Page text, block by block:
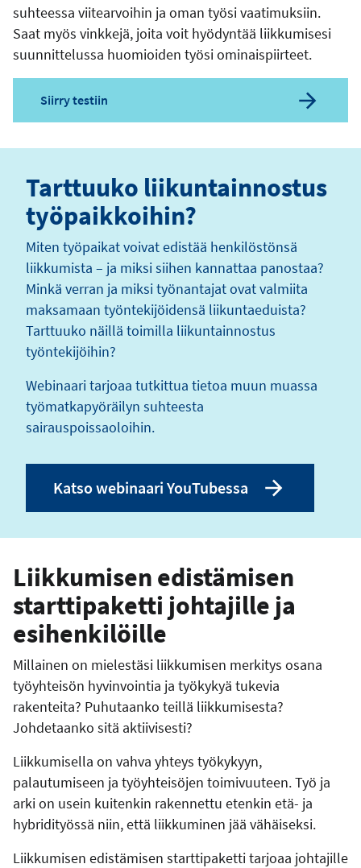
suhteessa viitearvoihin ja oman työsi vaatimuksiin.
Saat myös vinkkejä, joita voit hyödyntää liikkumisesi
suunnittelussa huomioiden työsi ominaispiirteet.
Siirry testiin
Tarttuuko liikuntainnostus
työpaikkoihin?
Miten työpaikat voivat edistää henkilöstönsä
liikkumista – ja miksi siihen kannattaa panostaa?
Minkä verran ja miksi työnantajat ovat valmiita
maksamaan työntekijöidensä liikuntaeduista?
Tarttuuko näillä toimilla liikuntainnostus
työntekijöihin?
Webinaari tarjoaa tutkittua tietoa muun muassa
työmatkapyöräilyn suhteesta
sairauspoissaoloihin.
Katso webinaari YouTubessa
Liikkumisen edistämisen
starttipaketti johtajille ja
esihenkilöille
Millainen on mielestäsi liikkumisen merkitys osana
työyhteisön hyvinvointia ja työkykyä tukevia
rakenteita? Puhutaanko teillä liikkumisesta?
Johdetaanko sitä aktiivisesti?
Liikkumisella on vahva yhteys työkykyyn,
palautumiseen ja työyhteisöjen toimivuuteen. Työ ja
arki on usein kuitenkin rakennettu etenkin etä- ja
hybridityössä niin, että liikkuminen jää vähäiseksi.
Liikkumisen edistämisen starttipaketti tarjoaa johtajille